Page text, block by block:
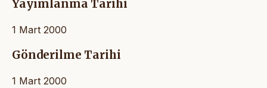
Yayımlanma Tarihi
1 Mart 2000
Gönderilme Tarihi
1 Mart 2000